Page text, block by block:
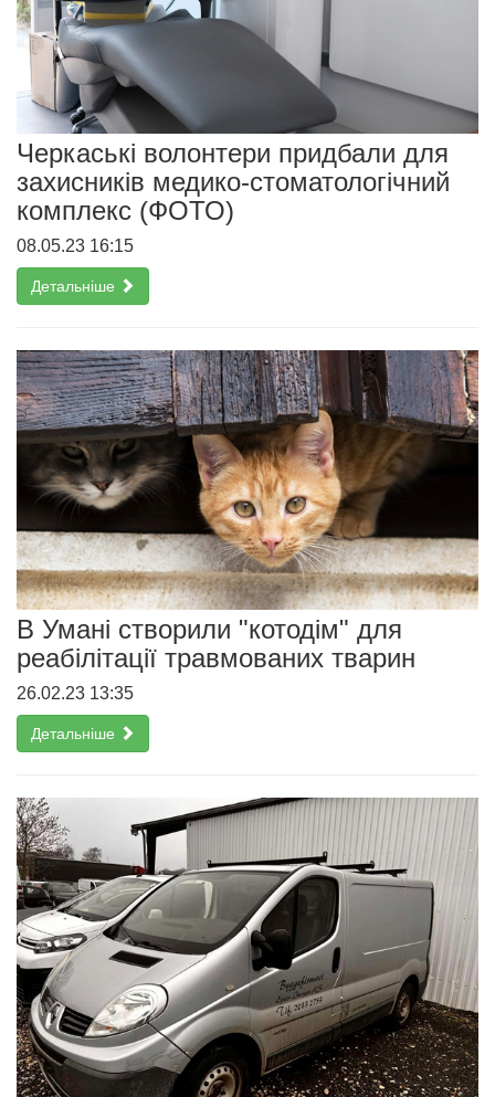
Черкаські волонтери придбали для
захисників медико-стоматологічний
комплекс (ФОТО)
08.05.23 16:15
Детальніше
В Умані створили "котодім" для
реабілітації травмованих тварин
26.02.23 13:35
Детальніше